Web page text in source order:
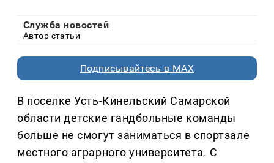
Служба новостей
Автор статьи
Подписывайтесь в MAX
В поселке Усть-Кинельский Самарской
области детские гандбольные команды
больше не смогут заниматься в спортзале
местного аграрного университета. С